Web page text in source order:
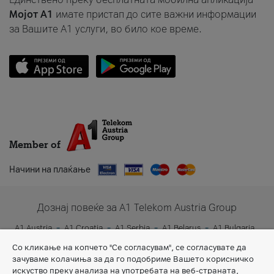
Мојот A1 имате пристап до сите важни информации
за Вашите A1 услуги, во било кое време.
Member of
Начини на плаќање
Дознај повеќе за A1 Telekom Austria Group
A1 Austria A1 Croatia A1 Serbia A1 Belarus
A1 Bulgaria
Со кликање на копчето "Се согласувам", се согласувате да
зачуваме колачиња за да го подобриме Вашето корисничко
искуство преку анализа на употребата на веб-страната,